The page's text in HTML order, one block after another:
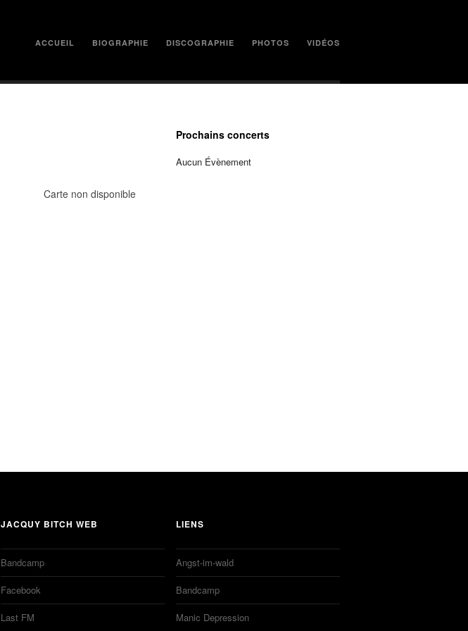
ACCUEIL BIOGRAPHIE DISCOGRAPHIE PHOTOS VIDÉOS
Carte non disponible
Prochains concerts
Aucun Évènement
JACQUY BITCH WEB
Bandcamp
Facebook
Last FM
LIENS
Angst-im-wald
Bandcamp
Manic Depression